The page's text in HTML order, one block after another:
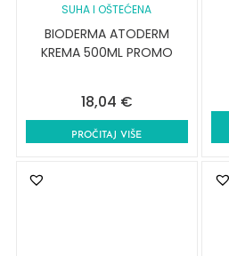
SUHA I OŠTEĆENA
BIODERMA ATODERM
KREMA 500ML PROMO
18,04 €
PROČITAJ VIŠE